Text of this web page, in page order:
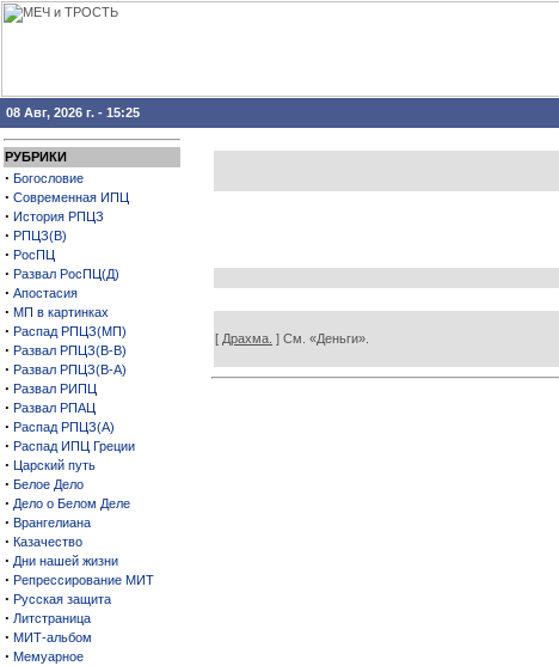
08 Авг, 2026 г. - 15:25
РУБРИКИ
· Богословие
· Современная ИПЦ
· История РПЦЗ
· РПЦЗ(В)
· РосПЦ
· Развал РосПЦ(Д)
· Апостасия
· МП в картинках
· Распад РПЦЗ(МП)
· Развал РПЦЗ(В-В)
· Развал РПЦЗ(В-А)
· Развал РИПЦ
· Развал РПАЦ
· Распад РПЦЗ(А)
· Распад ИПЦ Греции
· Царский путь
· Белое Дело
· Дело о Белом Деле
· Врангелиана
· Казачество
· Дни нашей жизни
· Репрессирование МИТ
· Русская защита
· Литстраница
· МИТ-альбом
· Мемуарное
[ Драхма. ] См. «Деньги».